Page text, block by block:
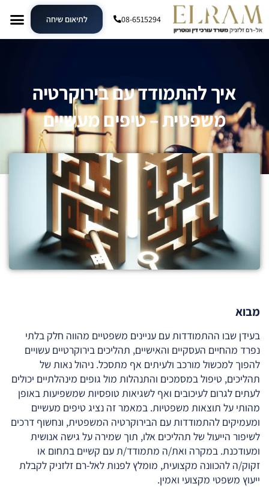
08-6515294 לתיאום שיחה
איך להתמודד עם בירוקרטיה
משפטית – טיפים מעשיים
מבוא
בעידן שבו ההתמודדות עם עניינים משפטיים מהווה חלק בלתי
נפרד מהחיים העסקיים והאישיים, תהליכים בירוקרטיים עשויים
להפוך למכשול מורכב ולעיתים אף מתסכל. ניהול נאות של
תהליכים, טיפול במסמכים והתנהלות מול גופים מינהלתיים יכולים
לעתים לגרום לעיכובים ואף לשגיאות טופסיות שמשפיעות באופן
מהותי על תוצאות משפטיות. במאמר זה נציג טיפים מעשיים
ומעמיקים להתמודדות עם הבירוקרטיה המשפטית, ונחשוף דרכים
לשיפור הייעול של תהליכים אלו, תוך שמירה על גישה אנושית
ומעודכנת. במקרה ואת/ה מתמודד/ת עם קשיים בתחום או
זקוק/ה להכוונה מקצועית, מומלץ לפנות לאל-רם זלזניק לקבלת
ייעוץ משפטי מקצועי ואמין.